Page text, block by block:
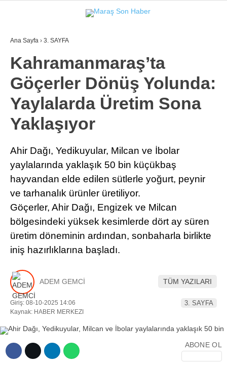
WhatsApp İhbar Hattı
Facebook
GALERİ
GÜNDEM
3. SAYFA
SPOR
EĞİTİM
KÜLTÜR SANAT
EKONOMİ
YAZARLAR
YEREL HABERLER
Ana Sayfa › 3. SAYFA
Kahramanmaraş’ta
Göçerler Dönüş Yolunda:
Yaylalarda Üretim Sona
Yaklaşıyor
Ahir Dağı, Yedikuyular, Milcan ve İbolar
yaylalarında yaklaşık 50 bin küçükbaş
hayvandan elde edilen sütlerle yoğurt, peynir
ve tarhanalık ürünler üretiliyor.
Göçerler, Ahir Dağı, Engizek ve Milcan
bölgesindeki yüksek kesimlerde dört ay süren
üretim döneminin ardından, sonbaharla birlikte
iniş hazırlıklarına başladı.
ADEM GEMCİ TÜM YAZILARI
Giriş: 08-10-2025 14:06
Kaynak: HABER MERKEZI
3. SAYFA
ABONE OL